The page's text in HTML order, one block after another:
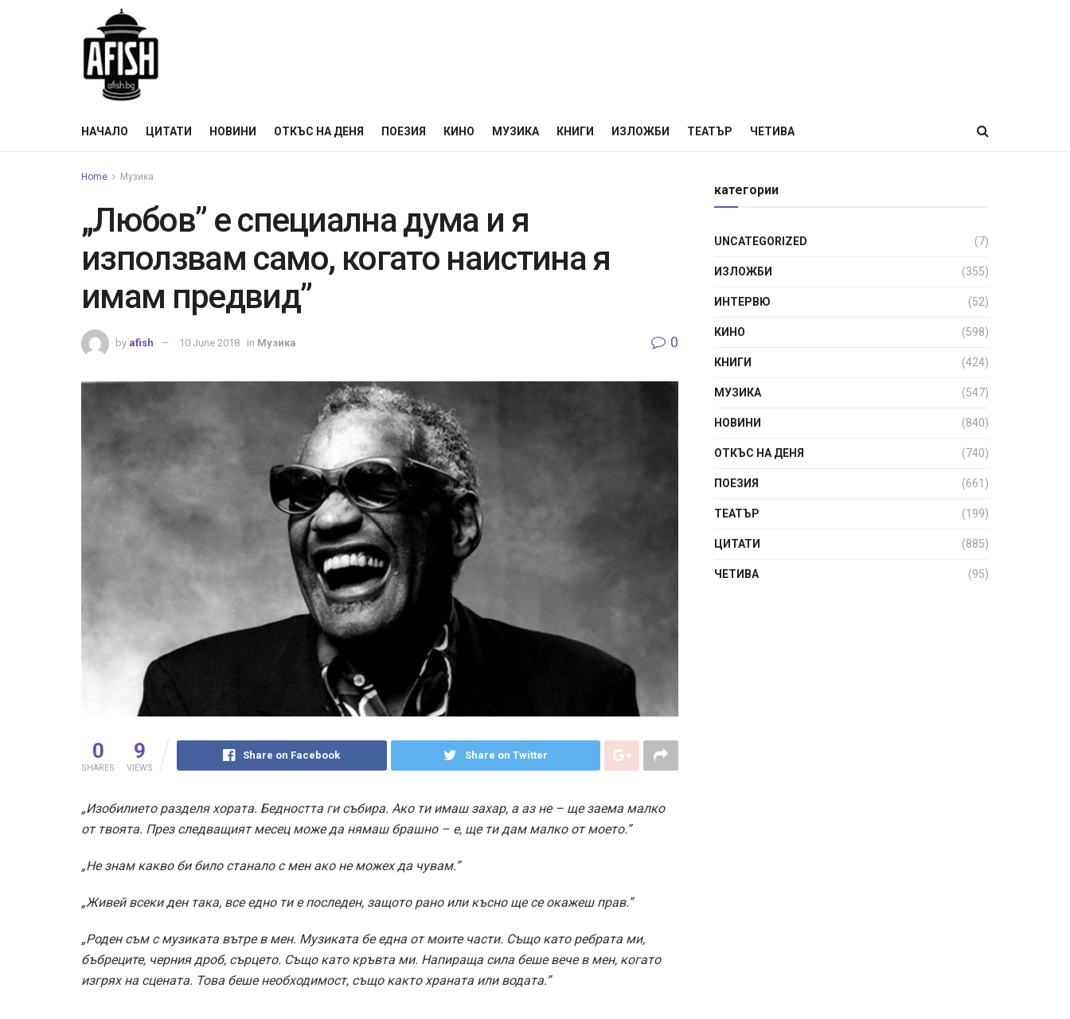
НАЧАЛО ЦИТАТИ НОВИНИ ОТКЪС НА ДЕНЯ ПОЕЗИЯ КИНО МУЗИКА КНИГИ ИЗЛОЖБИ ТЕАТЪР ЧЕТИВА
Home Музика
„Любов” е специална дума и я
използвам само, когато наистина я
имам предвид”
by afish 10 June 2018 in Музика 0
0
SHARES
9
VIEWS
Share on Facebook Share on Twitter
„Изобилието разделя хората. Бедността ги събира. Ако ти имаш захар, а аз не – ще заема малко
от твоята. През следващият месец може да нямаш брашно – е, ще ти дам малко от моето.”
„Не знам какво би било станало с мен ако не можех да чувам.”
„Живей всеки ден така, все едно ти е последен, защото рано или късно ще се окажеш прав.”
„Роден съм с музиката вътре в мен. Музиката бе една от моите части. Също като ребрата ми,
бъбреците, черния дроб, сърцето. Също като кръвта ми. Напираща сила беше вече в мен, когато
изгрях на сцената. Това беше необходимост, също както храната или водата.”
категории
UNCATEGORIZED (7)
ИЗЛОЖБИ (355)
ИНТЕРВЮ (52)
КИНО (598)
КНИГИ (424)
МУЗИКА (547)
НОВИНИ (840)
ОТКЪС НА ДЕНЯ (740)
ПОЕЗИЯ (661)
ТЕАТЪР (199)
ЦИТАТИ (885)
ЧЕТИВА (95)